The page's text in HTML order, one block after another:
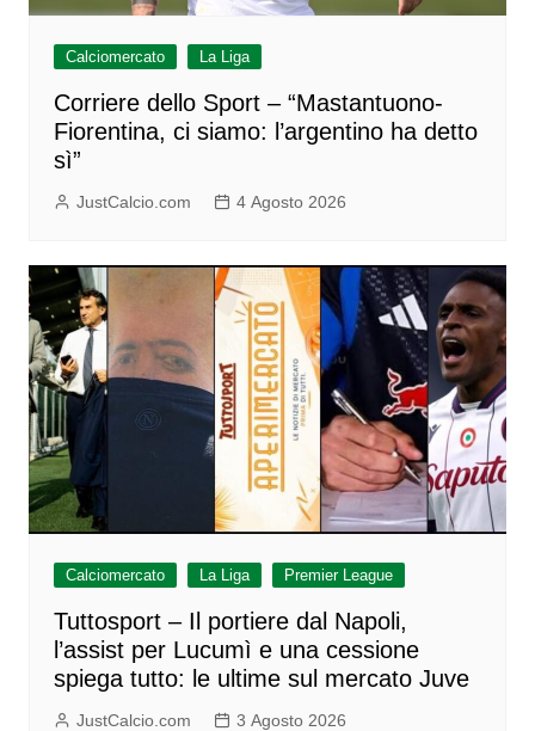
Calciomercato La Liga
Corriere dello Sport – “Mastantuono-
Fiorentina, ci siamo: l’argentino ha detto
sì”
JustCalcio.com 4 Agosto 2026
Calciomercato La Liga Premier League
Tuttosport – Il portiere dal Napoli,
l’assist per Lucumì e una cessione
spiega tutto: le ultime sul mercato Juve
JustCalcio.com 3 Agosto 2026